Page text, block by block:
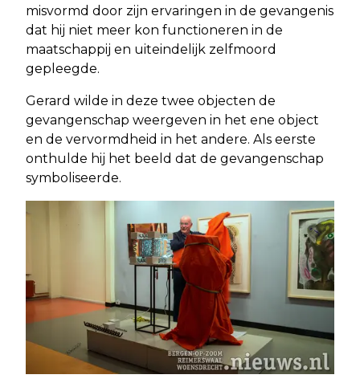
misvormd door zijn ervaringen in de gevangenis
dat hij niet meer kon functioneren in de
maatschappij en uiteindelijk zelfmoord
gepleegde.
Gerard wilde in deze twee objecten de
gevangenschap weergeven in het ene object
en de vervormdheid in het andere. Als eerste
onthulde hij het beeld dat de gevangenschap
symboliseerde.